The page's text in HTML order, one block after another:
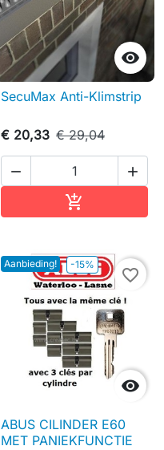

SecuMax Anti-Klimstrip
€ 20,33 € 29,04
 

Aanbieding! -15%

favorite_border
ABUS CILINDER E60
MET PANIEKFUNCTIE